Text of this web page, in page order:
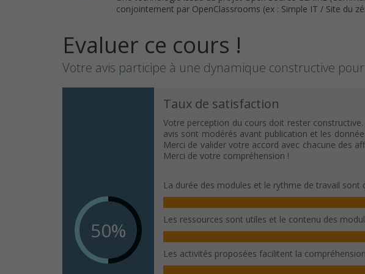
conjointement par OpenClassrooms (ex : Simple IT / Site du
Evaluer ce cours !
Votre avis participe à une dynamique constructive
50%
Taux de satisfaction
Votre perception du cours doit rester
avis sont modérés avant publication et les
Merci de valider votre accord avec chacune des
Merci de votre compréhension !
La durée des modules et le rythme de travail
Les ressources sont utiles et le contenu des
Les activités proposées facilitent la